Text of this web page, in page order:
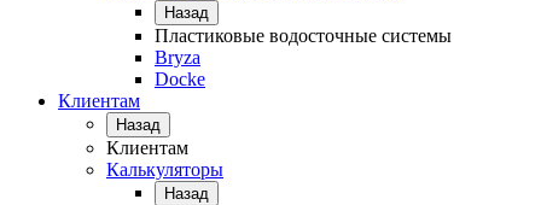
Назад
Пластиковые водосточные системы
Bryza
Docke
Клиентам
Назад
Клиентам
Калькуляторы
Назад